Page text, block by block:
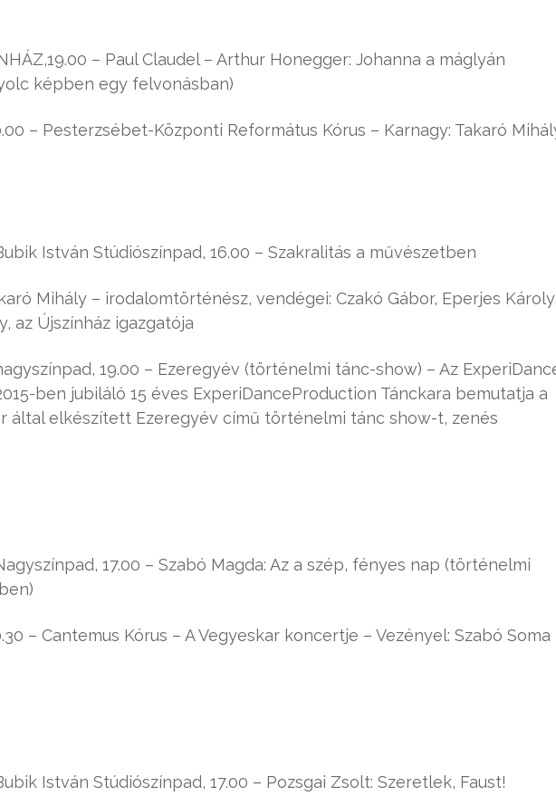
– Paul Claudel – Arthur Honegger: Johanna a máglyán
képben egy felvonásban)
– Pesterzsébet-Központi Református Kórus – Karnagy: Takaró
István Stúdiószínpad, 16.00 – Szakralitás a művészetben
Mihály – irodalomtörténész, vendégei: Czakó Gábor, Eperjes
az Újszínház igazgatója
19.00 – Ezeregyév (történelmi tánc-show) – Az
ben jubiláló 15 éves ExperiDanceProduction Tánckara bemutatja a
által elkészített Ezeregyév című történelmi tánc show-t, zenés
17.00 – Szabó Magda: Az a szép, fényes nap (történelmi
– Cantemus Kórus – A Vegyeskar koncertje – Vezényel: Szabó Soma
István Stúdiószínpad, 17.00 – Pozsgai Zsolt: Szeretlek, Faust!